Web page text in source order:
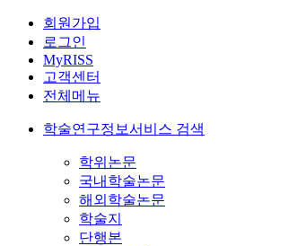
회원가입
로그인
MyRISS
고객센터
전체메뉴
학술연구정보서비스 검색
학위논문
국내학술논문
해외학술논문
학술지
단행본